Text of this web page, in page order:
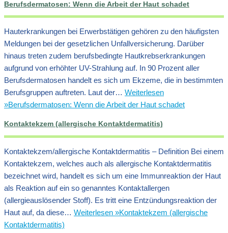
Berufsdermatosen: Wenn die Arbeit der Haut schadet
Hauterkrankungen bei Erwerbstätigen gehören zu den häufigsten
Meldungen bei der gesetzlichen Unfallversicherung. Darüber
hinaus treten zudem berufsbedingte Hautkrebserkrankungen
aufgrund von erhöhter UV-Strahlung auf. In 90 Prozent aller
Berufsdermatosen handelt es sich um Ekzeme, die in bestimmten
Berufsgruppen auftreten. Laut der… Weiterlesen
»Berufsdermatosen: Wenn die Arbeit der Haut schadet
Kontaktekzem (allergische Kontaktdermatitis)
Kontaktekzem/allergische Kontaktdermatitis – Definition Bei einem
Kontaktekzem, welches auch als allergische Kontaktdermatitis
bezeichnet wird, handelt es sich um eine Immunreaktion der Haut
als Reaktion auf ein so genanntes Kontaktallergen
(allergieauslösender Stoff). Es tritt eine Entzündungsreaktion der
Haut auf, da diese… Weiterlesen »Kontaktekzem (allergische
Kontaktdermatitis)